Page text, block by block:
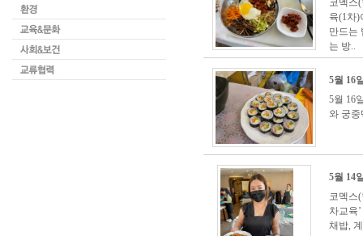
코멕스
육(1차)
만드는
는 방..
5월 16
5월 16
와 궁
5월 14
코멕스
차교육
채밥,